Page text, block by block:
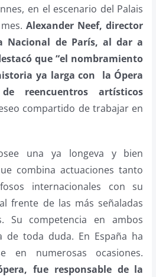
en el escenario del Palais
mes.Alexander Neef, director
Nacional de París, al dar a
que “el nombramiento
ya larga con la Ópera
reencuentros artísticos
compartido de trabajar en
una ya longeva y bien
combina actuaciones tanto
internacionales con su
frente de las más señaladas
Su competencia en ambos
toda duda. En España ha
en numerosas ocasiones.
fue responsable de la